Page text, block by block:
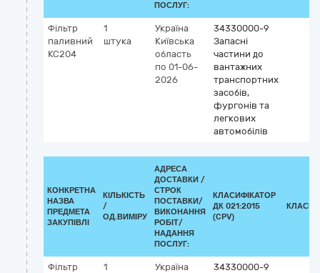
ПОСЛУГ:
Фільтр
паливний
KC204
1
штука
Україна
Київська
область
по 01-06-
2026
34330000-9
Запасні
частини до
вантажних
транспортних
засобів,
фургонів та
легкових
автомобілів
КОНКРЕТНА
НАЗВА
ПРЕДМЕТА
ЗАКУПІВЛІ
КІЛЬКІСТЬ
/
ОД.ВИМІРУ
АДРЕСА
ДОСТАВКИ /
СТРОК
ПОСТАВКИ/
ВИКОНАННЯ
РОБІТ/
НАДАННЯ
ПОСЛУГ:
КЛАСИФІКАТОР
ДК 021:2015
(CPV)
Фільтр
1
Україна
34330000-9